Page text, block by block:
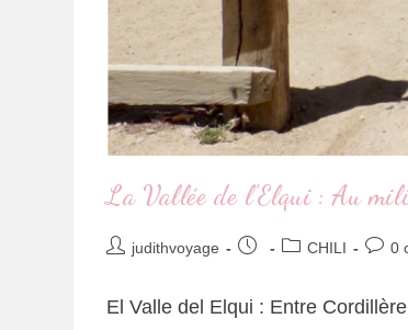
La Vallée de l’Elqui : Au
judithvoyage CHILI 0
El Valle del Elqui : Entre